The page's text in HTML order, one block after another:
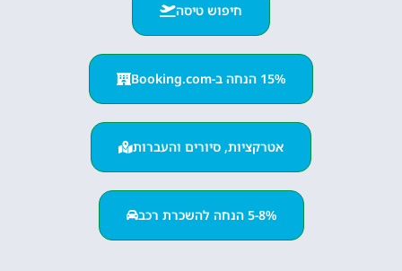
חיפוש טיסה
15% הנחה ב-Booking.com
אטרקציות, סיורים והעברות
5-8% הנחה להשכרת רכב